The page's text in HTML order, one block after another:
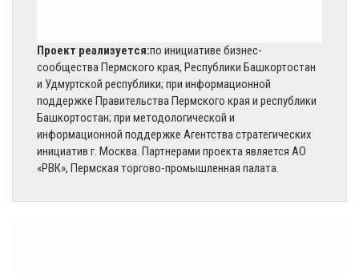
Проект реализуется:по инициативе бизнес-
сообщества Пермского края, Республики Башкортостан
и Удмуртской республики; при информационной
поддержке Правительства Пермского края и республики
Башкортостан; при методологической и
информационной поддержке Агентства стратегических
инициатив г. Москва. Партнерами проекта является АО
«РВК», Пермская торгово-промышленная палата.